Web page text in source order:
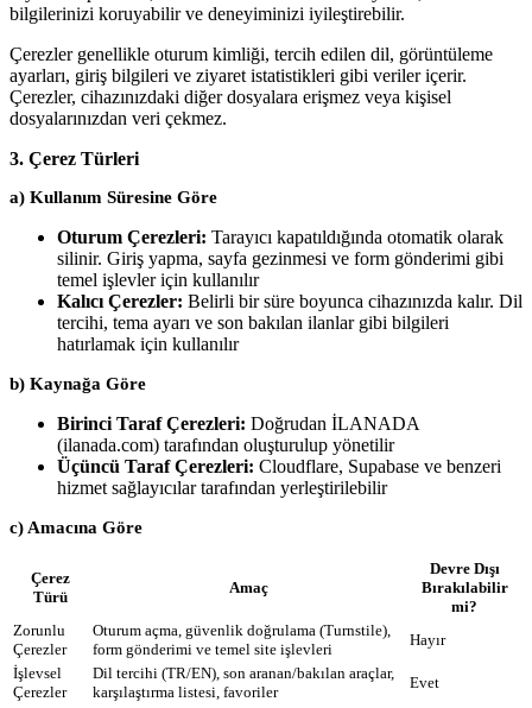
bilgilerinizi koruyabilir ve deneyiminizi iyileştirebilir.
Çerezler genellikle oturum kimliği, tercih edilen dil, görüntüleme
ayarları, giriş bilgileri ve ziyaret istatistikleri gibi veriler içerir.
Çerezler, cihazınızdaki diğer dosyalara erişmez veya kişisel
dosyalarınızdan veri çekmez.
3. Çerez Türleri
a) Kullanım Süresine Göre
Oturum Çerezleri: Tarayıcı kapatıldığında otomatik olarak
silinir. Giriş yapma, sayfa gezinmesi ve form gönderimi gibi
temel işlevler için kullanılır
Kalıcı Çerezler: Belirli bir süre boyunca cihazınızda kalır. Dil
tercihi, tema ayarı ve son bakılan ilanlar gibi bilgileri
hatırlamak için kullanılır
b) Kaynağa Göre
Birinci Taraf Çerezleri: Doğrudan İLANADA
(ilanada.com) tarafından oluşturulup yönetilir
Üçüncü Taraf Çerezleri: Cloudflare, Supabase ve benzeri
hizmet sağlayıcılar tarafından yerleştirilebilir
c) Amacına Göre
Çerez
Türü
Amaç
Devre Dışı
Bırakılabilir
mi?
Zorunlu
Çerezler
Oturum açma, güvenlik doğrulama (Turnstile),
form gönderimi ve temel site işlevleri
Hayır
İşlevsel
Çerezler
Dil tercihi (TR/EN), son aranan/bakılan araçlar,
karşılaştırma listesi, favoriler
Evet